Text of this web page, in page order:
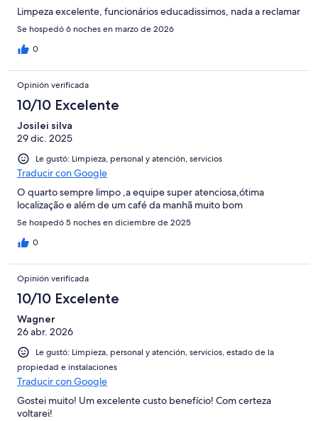
Limpeza excelente, funcionários educadissimos, nada a reclamar
Se hospedó 6 noches en marzo de 2026
0
Opinión verificada
10/10 Excelente
Josilei silva
29 dic. 2025
Le gustó: Limpieza, personal y atención, servicios
Traducir con Google
O quarto sempre limpo ,a equipe super atenciosa,ótima
localização e além de um café da manhã muito bom
Se hospedó 5 noches en diciembre de 2025
0
Opinión verificada
10/10 Excelente
Wagner
26 abr. 2026
Le gustó: Limpieza, personal y atención, servicios, estado de la
propiedad e instalaciones
Traducir con Google
Gostei muito! Um excelente custo benefício! Com certeza
voltarei!